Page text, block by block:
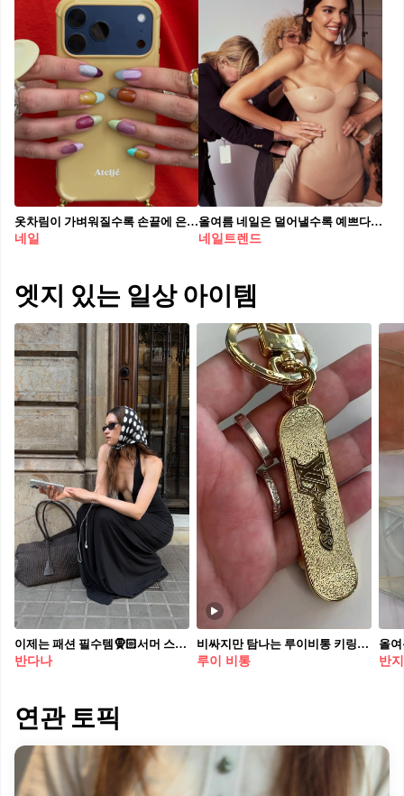
옷차림이 가벼워질수록 손끝에 은근한 포인트를 주는 게 진짜 센스.💅🏻 답답함은 비우고 상큼함만 남기세요. 올여름이 지나가기 전에 손끝에 상큼함 한 스푼! 🩵✨
네일
올여름 네일은 덜어낼수록 예쁘다?✨ 멧 갈라 셀럽들은 누디 네일 하더라💅🤍 2026 멧 갈라에서는 네이키드 드레싱 트렌드가 네일까지 이어졌습니다. 시스루와 반투명 소재처럼 덜어낸 무드가 주목받은 가운데, 바르지 않은 듯한 누드나 뉴트럴 컬러로 연출한 셀럽들이 많았는데요. 켄달 제너, 카일리 제너, 헤일리 비버 역시 과한 아트 대신 자연스러운 누디 네일을 선택했습니다. 손끝을 깨끗하게 정리한 듯한 네이키드 네일, 이번 여름에는 뉴트럴 톤의 누드 컬러로 참고해보세요.
네일트렌드
엣지 있는 일상 아이템
이제는 패션 필수템🧕🏻서머 스카프 옷잘알들의 인스타그램을 보면 늘 등장하는 아이템이 있습니다. 바로 헤어 스카프인데요. 작년부터 이어진 이 스타일링은 올여름 더욱 강력한 트렌드로 자리잡을 전망입니다. 특히 미니멀한 코디에 포인트를 더해주는 반다나나 스카프를 헤어에 연출하면, 얼굴형을 자연스럽게 보완해 줄 뿐 아니라 스타일 지수까지 한층 높여줍니다. 평소에는 선뜻 시도하기 어려웠던 스타일이라면, 이번 휴가에 과감하게 도전해보는 건 어떨까요?✨
반다나
비싸지만 탐나는 루이비통 키링🔑✨
루이 비통
반지
연관 토픽